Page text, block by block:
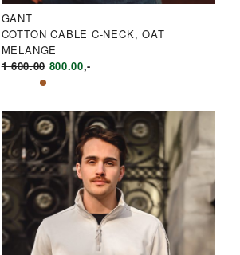
GANT
COTTON CABLE C-NECK, OAT
MELANGE
1 600.00 OPPRINNELIG
KR1
600.00.
800.00NÅVÆRENDE
KR800.00.
,-